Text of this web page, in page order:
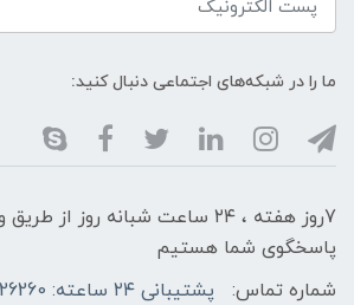
ما را در شبکه‌های اجتماعی دنبال کنید:
7روز هفته ، ۲۴ ساعت شبانه‌ روز از
پاسخگوی شما هستیم
شماره تماس:
پشتیبانی ۲۴ ساعته: 09196726260